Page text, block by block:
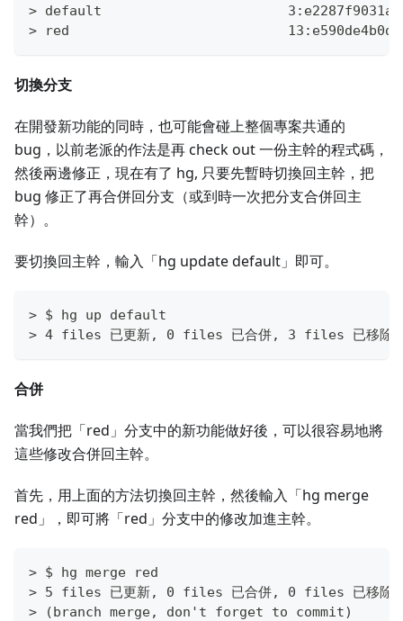
> default
> red
切換分支
在開發新功能的同時，也可能會碰上整個專案共通的
bug，以前老派的作法是再 check out 一份主幹的程式碼，
然後兩邊修正，現在有了 hg, 只要先暫時切換回主幹，把
bug 修正了再合併回分支（或到時一次把分支合併回主
幹）。
要切換回主幹，輸入「hg update default」即可。
> $ hg up default
> 4 files 已更新, 0 files 已合併, 3 files 已移
合併
當我們把「red」分支中的新功能做好後，可以很容易地將
這些修改合併回主幹。
首先，用上面的方法切換回主幹，然後輸入「hg merge
red」，即可將「red」分支中的修改加進主幹。
> $ hg merge red
> 5 files 已更新, 0 files 已合併, 0 files 已移
> (branch merge, don't forget to commit)